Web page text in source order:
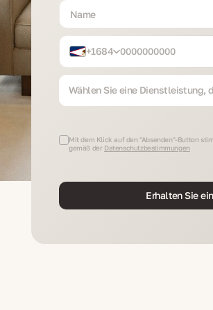
+1684
Wählen Sie eine Dienstleistung,
Mit dem Klick auf den "Absenden"-Button
gemäß der Datenschutzbestimmungen
Erhalten Sie